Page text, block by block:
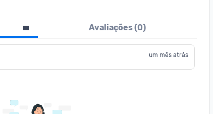
Avaliações (0)
um mês atrás